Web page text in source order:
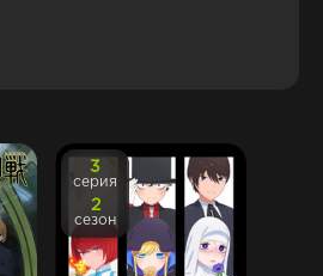
3
серия
2
сезон